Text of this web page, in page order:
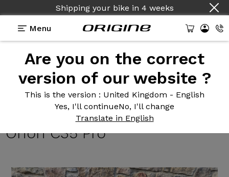
Shipping your bike in 4 weeks
Menu
Are you on the correct
version of our website ?
This is the version : United Kingdom - English
Yes, I'll continueNo, I'll change
Translate in English
Reviews> Axxome III RS - Shimano Ultegra Di2 12v
- Prymahl Orion C35 Pro
Axxome IIIRS - Shimano
Ultegra Di2 12v - Prymahl
Orion C35 Pro